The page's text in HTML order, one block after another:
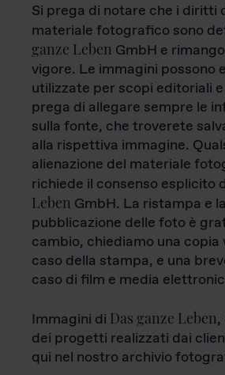
Si prega di notare che i diritti
materiale fotografico sono
ganze Leben GmbH e
vigore. Le immagini possono
utilizzate per scopi editoriali
prega di allegare sempre le
sulla fonte, che troverete
alla rispettiva immagine.
alienazione del materiale
richiede il consenso esplicito
Leben GmbH. La ristampa e la
pubblicazione delle foto è
cambio, chiediamo una copia
caso della stampa, e una
caso di film e media
Immagini di Das ganze Leben
dei progetti realizzati dai
qui nel nostro archivio